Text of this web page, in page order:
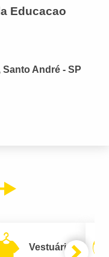
Educacao
Santo André - SP
Próximo
Vestuário